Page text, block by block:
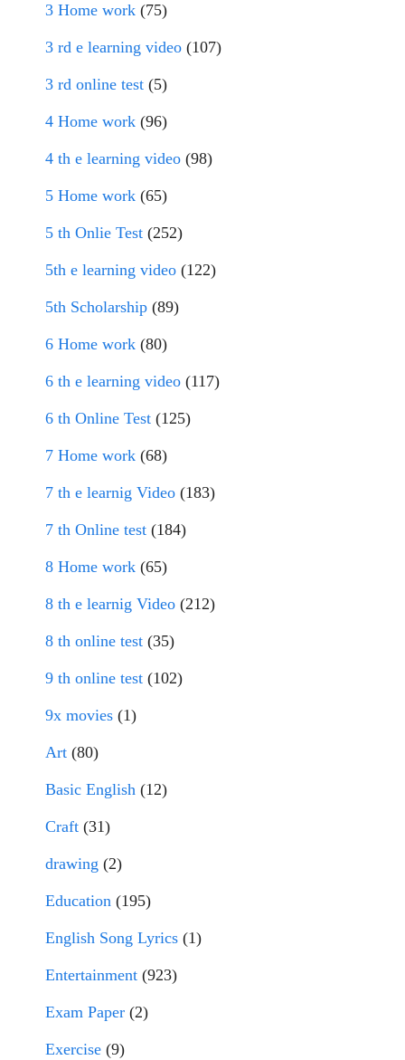
3 Home work (75)
3 rd e learning video (107)
3 rd online test (5)
4 Home work (96)
4 th e learning video (98)
5 Home work (65)
5 th Onlie Test (252)
5th e learning video (122)
5th Scholarship (89)
6 Home work (80)
6 th e learning video (117)
6 th Online Test (125)
7 Home work (68)
7 th e learnig Video (183)
7 th Online test (184)
8 Home work (65)
8 th e learnig Video (212)
8 th online test (35)
9 th online test (102)
9x movies (1)
Art (80)
Basic English (12)
Craft (31)
drawing (2)
Education (195)
English Song Lyrics (1)
Entertainment (923)
Exam Paper (2)
Exercise (9)